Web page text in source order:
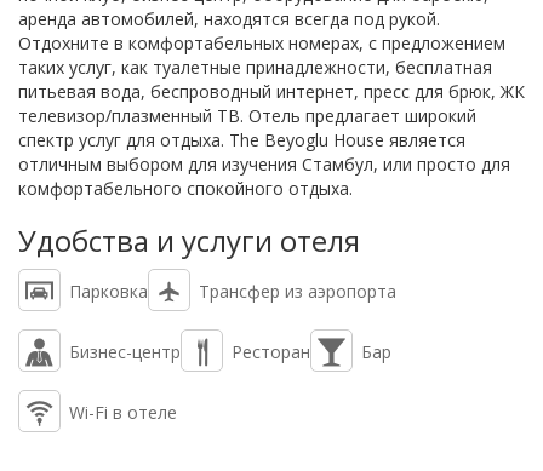
аренда автомобилей, находятся всегда под рукой.
Отдохните в комфортабельных номерах, с предложением
таких услуг, как туалетные принадлежности, бесплатная
питьевая вода, беспроводный интернет, пресс для брюк, ЖК
телевизор/плазменный ТВ. Отель предлагает широкий
спектр услуг для отдыха. The Beyoglu House является
отличным выбором для изучения Стамбул, или просто для
комфортабельного спокойного отдыха.
Удобства и услуги отеля
Парковка Трансфер из аэропорта
Бизнес-центр Ресторан Бар
Wi-Fi в отеле